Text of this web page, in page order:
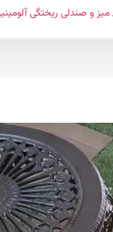
میز و صندلی ریختگی